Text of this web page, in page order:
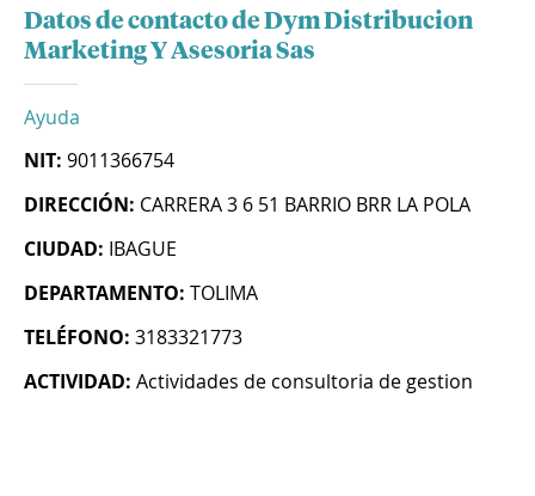
Datos de contacto de Dym Distribucion
Marketing Y Asesoria Sas
Ayuda
NIT: 9011366754
DIRECCIÓN: CARRERA 3 6 51 BARRIO BRR LA POLA
CIUDAD: IBAGUE
DEPARTAMENTO: TOLIMA
TELÉFONO: 3183321773
ACTIVIDAD: Actividades de consultoria de gestion